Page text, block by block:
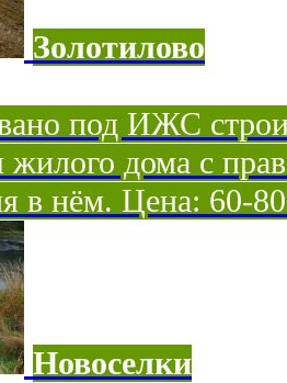
Золотилово
под ИЖС
жилого дома с
в нём. Цена: 60-80
Новоселки